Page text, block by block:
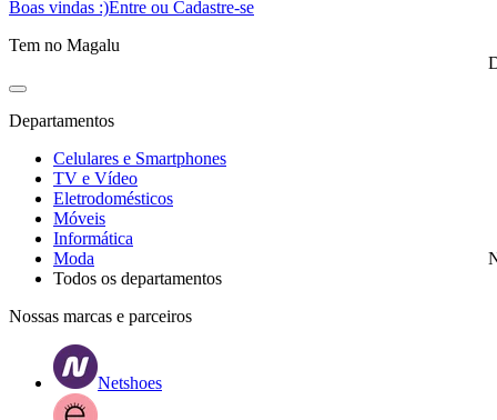
Boas vindas :)Entre ou Cadastre-se
Tem no Magalu
Departamentos
Celulares e Smartphones
TV e Vídeo
Eletrodomésticos
Móveis
Informática
Moda
Todos os departamentos
Nossas marcas e parceiros
Netshoes